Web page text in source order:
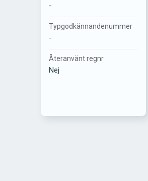
-
Typgodkännandenummer
-
Återanvänt regnr
Nej